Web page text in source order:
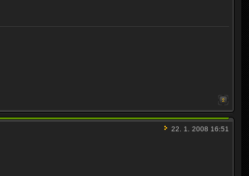
22. 1. 2008 16:51